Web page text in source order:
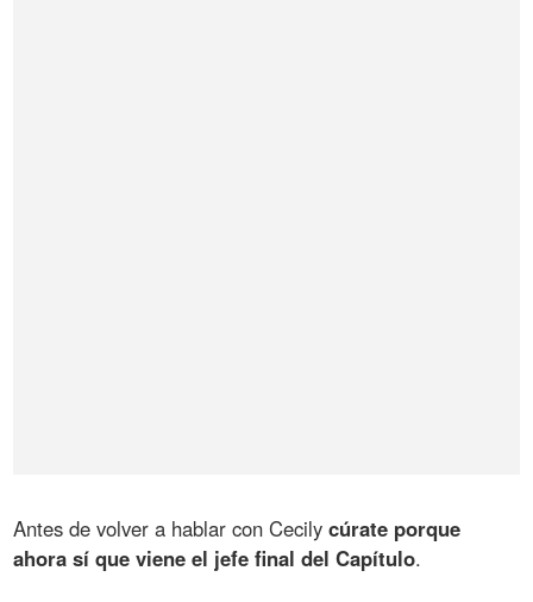
Antes de volver a hablar con Cecilycúrate porque
ahora sí que viene el jefe final del Capítulo.